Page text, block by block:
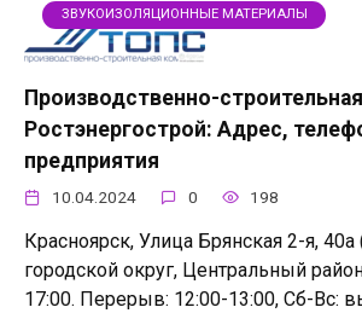
ЗВУКОИЗОЛЯЦИОННЫЕ МАТЕРИАЛЫ
Производственно-
Ростэнергострой: Адрес,
предприятия
10.04.2024 0 198
Красноярск, Улица Брянская 2-я,
городской округ, Центральный
17:00. Перерыв: 12:00-13:00, Сб-Вс: